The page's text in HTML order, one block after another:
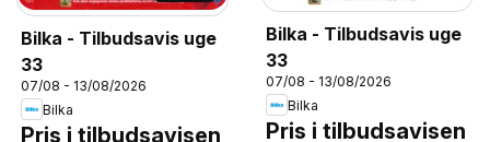
Bilka - Tilbudsavis uge
33
07/08 - 13/08/2026
Bilka
Pris i tilbudsavisen
Bilka - Tilbudsavis uge
33
07/08 - 13/08/2026
Bilka
Pris i tilbudsavisen